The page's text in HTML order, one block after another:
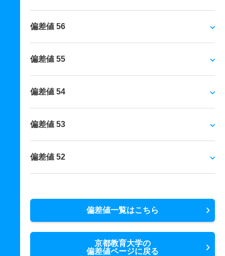
偏差値 56
偏差値 55
偏差値 54
偏差値 53
偏差値 52
偏差値一覧はこちら
京都教育大学の
偏差値ページに戻る